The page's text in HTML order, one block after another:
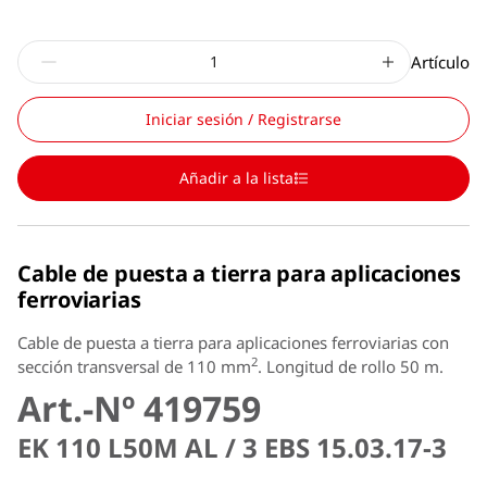
Artículo
Iniciar sesión / Registrarse
Añadir a la lista
Cable de puesta a tierra para aplicaciones
ferroviarias
Cable de puesta a tierra para aplicaciones ferroviarias con
sección transversal de 110 mm2. Longitud de rollo 50 m.
Art.-Nº 419759
EK 110 L50M AL / 3 EBS 15.03.17-3